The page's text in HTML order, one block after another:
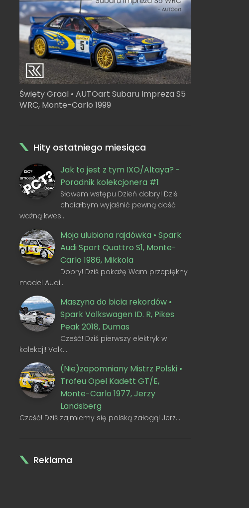
Święty Graal • AUTOart Subaru Impreza S5
WRC, Monte-Carlo 1999
Hity ostatniego miesiąca
Jak to jest z tym IXO/Altaya? -
Poradnik kolekcjonera #1
Słowem wstępu Dzień dobry! Dziś
chciałbym wyjaśnić pewną dość
ważną kwes…
Moja ulubiona rajdówka • Spark
Audi Sport Quattro S1, Monte-
Carlo 1986, Mikkola
Dobry! Dziś pokażę Wam przepiękny
model Audi…
Maszyna do bicia rekordów •
Spark Volkswagen ID. R, Pikes
Peak 2018, Dumas
Cześć! Dziś pierwszy elektryk w
kolekcji! Volk…
(Nie)zapomniany Mistrz Polski •
Trofeu Opel Kadett GT/E,
Monte-Carlo 1977, Jerzy
Landsberg
Cześć! Dziś zajmiemy się polską załogą! Jerz…
Reklama